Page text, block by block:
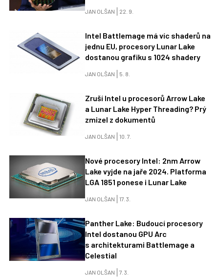
JAN OLŠAN 22. 9.
Intel Battlemage má víc shaderů na
jednu EU, procesory Lunar Lake
dostanou grafiku s 1024 shadery
JAN OLŠAN 5. 8.
Zruší Intel u procesorů Arrow Lake
a Lunar Lake Hyper Threading? Prý
zmizel z dokumentů
JAN OLŠAN 10. 7.
Nové procesory Intel: 2nm Arrow
Lake vyjde na jaře 2024. Platforma
LGA 1851 ponese i Lunar Lake
JAN OLŠAN 17. 3.
Panther Lake: Budoucí procesory
Intel dostanou GPU Arc
s architekturami Battlemage a
Celestial
JAN OLŠAN 7. 3.